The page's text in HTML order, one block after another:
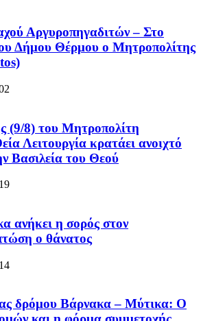
Αργυροπηγαδιτών – Στο
Δήμου Θέρμου ο Μητροπολίτης
(9/8) του Μητροπολίτη
Λειτουργία κρατάει ανοιχτό
Βασιλεία του Θεού
ανήκει η σορός στον
ο θάνατος
δρόμου Βάρνακα – Μύτικα: Ο